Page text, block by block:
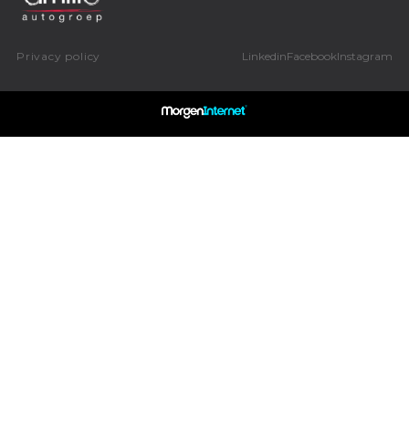
Privacy policy LinkedinFacebookInstagram